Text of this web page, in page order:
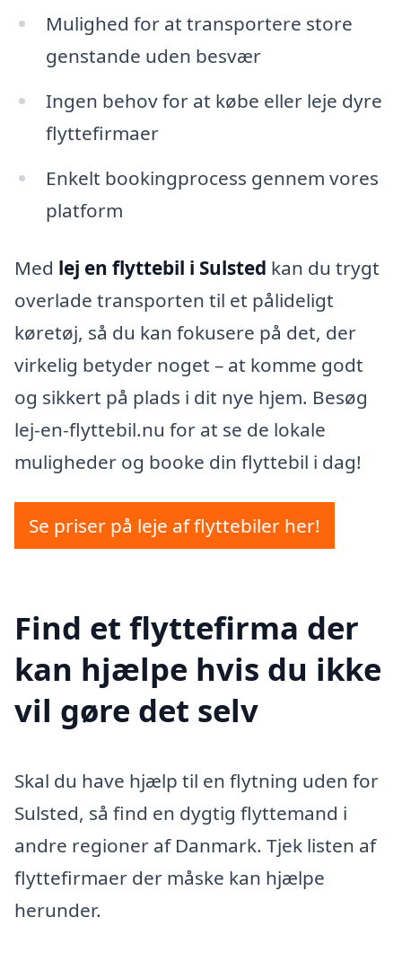
Mulighed for at transportere store
genstande uden besvær
Ingen behov for at købe eller leje dyre
flyttefirmaer
Enkelt bookingprocess gennem vores
platform
Med lej en flyttebil i Sulsted kan du trygt
overlade transporten til et pålideligt
køretøj, så du kan fokusere på det, der
virkelig betyder noget – at komme godt
og sikkert på plads i dit nye hjem. Besøg
lej-en-flyttebil.nu for at se de lokale
muligheder og booke din flyttebil i dag!
Se priser på leje af flyttebiler her!
Find et flyttefirma der
kan hjælpe hvis du ikke
vil gøre det selv
Skal du have hjælp til en flytning uden for
Sulsted, så find en dygtig flyttemand i
andre regioner af Danmark. Tjek listen af
flyttefirmaer der måske kan hjælpe
herunder.